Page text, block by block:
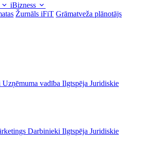
iBizness
Žurnāls iFiT Grāmatveža plānotājs
Uzņēmuma vadība Ilgtspēja Juridiskie
Darbinieki Ilgtspēja Juridiskie